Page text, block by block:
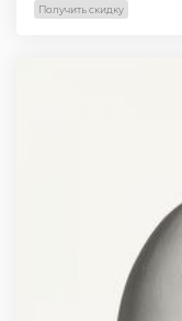
Получить скидку